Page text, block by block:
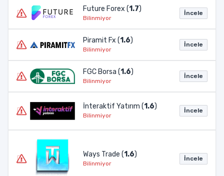
Future Forex (1.7)
Bilinmiyor
İncele
Piramit Fx (1.6)
Bilinmiyor
İncele
FGC Borsa (1.6)
Bilinmiyor
İncele
İnteraktif Yatırım (1.6)
Bilinmiyor
İncele
Ways Trade (1.6)
Bilinmiyor
İncele